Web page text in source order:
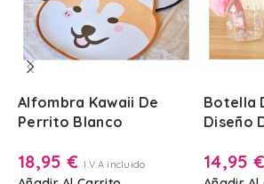
Alfombra Kawaii De
Perrito Blanco
18,95€ I.V.A incluido
Botella
Diseño
14,95€